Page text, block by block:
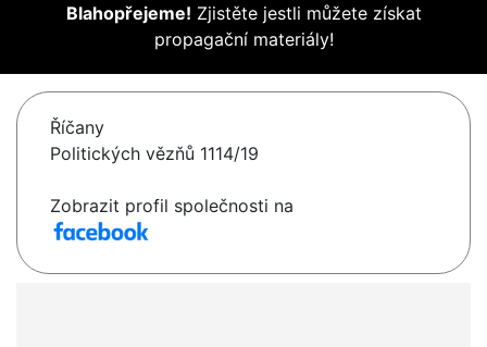
Blahopřejeme! Zjistěte jestli můžete získat
propagační materiály!
Říčany
Politických vězňů 1114/19
Zobrazit profil společnosti na